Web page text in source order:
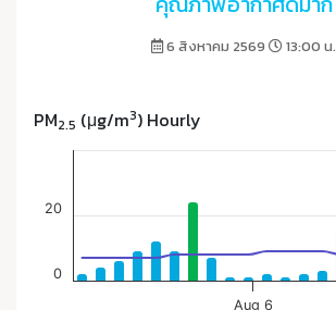
6 สิงหาคม 2569 13:00 น.
PM2.5 (μg/m3) Hourly